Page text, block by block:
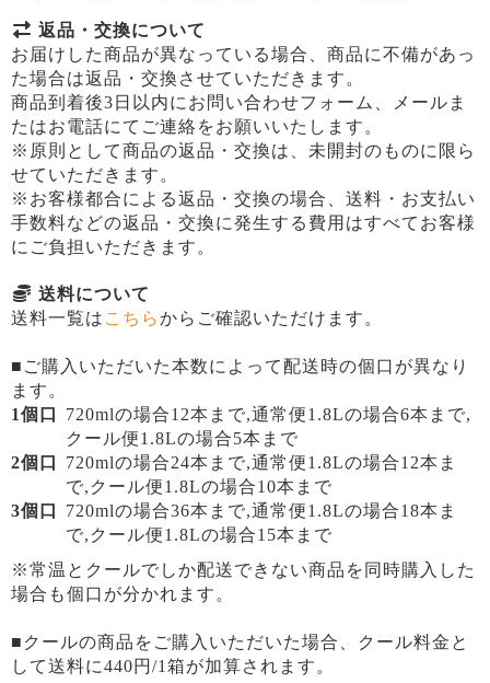
返品・交換について
お届けした商品が異なっている場合、商品に不備があっ
た場合は返品・交換させていただきます。
商品到着後3日以内にお問い合わせフォーム、メールま
たはお電話にてご連絡をお願いいたします。
※原則として商品の返品・交換は、未開封のものに限ら
せていただきます。
※お客様都合による返品・交換の場合、送料・お支払い
手数料などの返品・交換に発生する費用はすべてお客様
にご負担いただきます。
送料について
送料一覧は こちらからご確認いただけます。
■ご購入いただいた本数によって配送時の個口が異なり
ます。
1個口
720mlの場合12本まで,通常便1.8Lの場合6本まで,
クール便1.8Lの場合5本まで
2個口
720mlの場合24本まで,通常便1.8Lの場合12本ま
で,クール便1.8Lの場合10本まで
3個口
720mlの場合36本まで,通常便1.8Lの場合18本ま
で,クール便1.8Lの場合15本まで
※常温とクールでしか配送できない商品を同時購入した
場合も個口が分かれます。
■クールの商品をご購入いただいた場合、クール料金と
して送料に440円/1箱が加算されます。